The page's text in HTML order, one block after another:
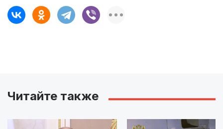
Читайте также